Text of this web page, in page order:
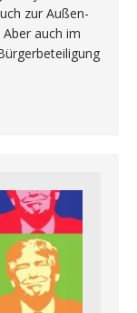
zur Außen-
auch im